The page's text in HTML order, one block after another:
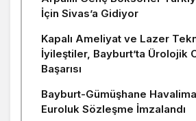
İçin Sivas’a Gidiyor
Kapalı Ameliyat ve Lazer
İyileştiler, Bayburt’ta Ürolojik
Başarısı
Bayburt-Gümüşhane
Euroluk Sözleşme İmzalandı